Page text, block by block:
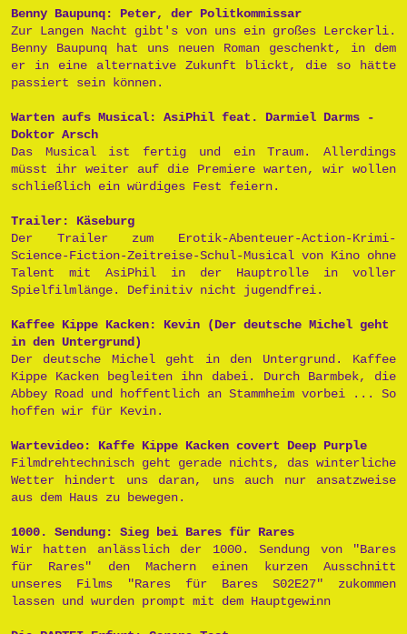
Benny Baupunq: Peter, der Politkommissar
Zur Langen Nacht gibt's von uns ein großes Lerckerli.
Benny Baupunq hat uns neuen Roman geschenkt, in dem
er in eine alternative Zukunft blickt, die so hätte
passiert sein können.
Warten aufs Musical: AsiPhil feat. Darmiel Darms -
Doktor Arsch
Das Musical ist fertig und ein Traum. Allerdings
müsst ihr weiter auf die Premiere warten, wir wollen
schließlich ein würdiges Fest feiern.
Trailer: Käseburg
Der Trailer zum Erotik-Abenteuer-Action-Krimi-
Science-Fiction-Zeitreise-Schul-Musical von Kino ohne
Talent mit AsiPhil in der Hauptrolle in voller
Spielfilmlänge. Definitiv nicht jugendfrei.
Kaffee Kippe Kacken: Kevin (Der deutsche Michel geht
in den Untergrund)
Der deutsche Michel geht in den Untergrund. Kaffee
Kippe Kacken begleiten ihn dabei. Durch Barmbek, die
Abbey Road und hoffentlich an Stammheim vorbei ... So
hoffen wir für Kevin.
Wartevideo: Kaffe Kippe Kacken covert Deep Purple
Filmdrehtechnisch geht gerade nichts, das winterliche
Wetter hindert uns daran, uns auch nur ansatzweise
aus dem Haus zu bewegen.
1000. Sendung: Sieg bei Bares für Rares
Wir hatten anlässlich der 1000. Sendung von "Bares
für Rares" den Machern einen kurzen Ausschnitt
unseres Films "Rares für Bares S02E27" zukommen
lassen und wurden prompt mit dem Hauptgewinn